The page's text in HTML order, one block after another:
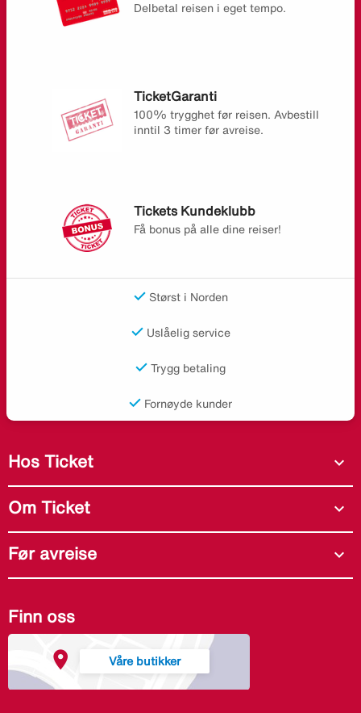
Delbetal reisen i eget tempo.
TicketGaranti
100% trygghet før reisen. Avbestill
inntil 3 timer før avreise.
Tickets Kundeklubb
Få bonus på alle dine reiser!
Størst i Norden
Uslåelig service
Trygg betaling
Fornøyde kunder
Hos Ticket expand_more
Om Ticket expand_more
Før avreise expand_more
Finn oss
Våre butikker